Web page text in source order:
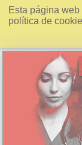
Esta página
política de